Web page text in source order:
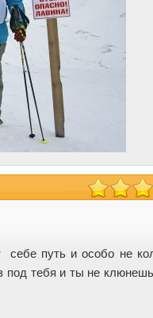
себе путь и особо не
под тебя и ты не